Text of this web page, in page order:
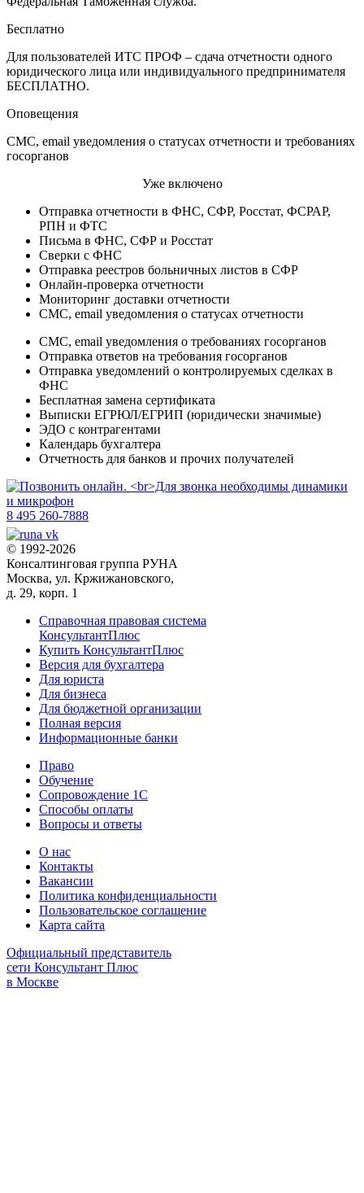
Бесплатно
Для пользователей ИТС ПРОФ – сдача отчетности одного
юридического лица или индивидуального предпринимателя
БЕСПЛАТНО.
Оповещения
СМС, email уведомления о статусах отчетности и требованиях
госорганов
Уже включено
Отправка отчетности в ФНС, СФР, Росстат, ФСРАР,
РПН и ФТС
Письма в ФНС, СФР и Росстат
Сверки с ФНС
Отправка реестров больничных листов в СФР
Онлайн-проверка отчетности
Мониторинг доставки отчетности
СМС, email уведомления о статусах отчетности
СМС, email уведомления о требованиях госорганов
Отправка ответов на требования госорганов
Отправка уведомлений о контролируемых сделках в
ФНС
Бесплатная замена сертификата
Выписки ЕГРЮЛ/ЕГРИП (юридически значимые)
ЭДО с контрагентами
Календарь бухгалтера
Отчетность для банков и прочих получателей
8 495 260-7888
© 1992-2026
Консалтинговая группа РУНА
Москва, ул. Кржижановского,
д. 29, корп. 1
Справочная правовая система
КонсультантПлюс
Купить КонсультантПлюс
Версия для бухгалтера
Для юриста
Для бизнеса
Для бюджетной организации
Полная версия
Информационные банки
Право
Обучение
Сопровождение 1С
Способы оплаты
Вопросы и ответы
О нас
Контакты
Вакансии
Политика конфиденциальности
Пользовательское соглашение
Карта сайта
Официальный представитель
сети Консультант Плюс
в Москве